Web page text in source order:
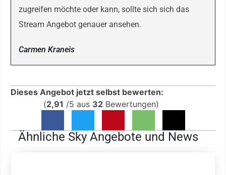
zugreifen möchte oder kann, sollte sich sich das
Stream Angebot genauer ansehen.
Carmen Kraneis
Dieses Angebot jetzt selbst bewerten:
(2,91 /5 aus 32 Bewertungen)
Ähnliche Sky Angebote und News